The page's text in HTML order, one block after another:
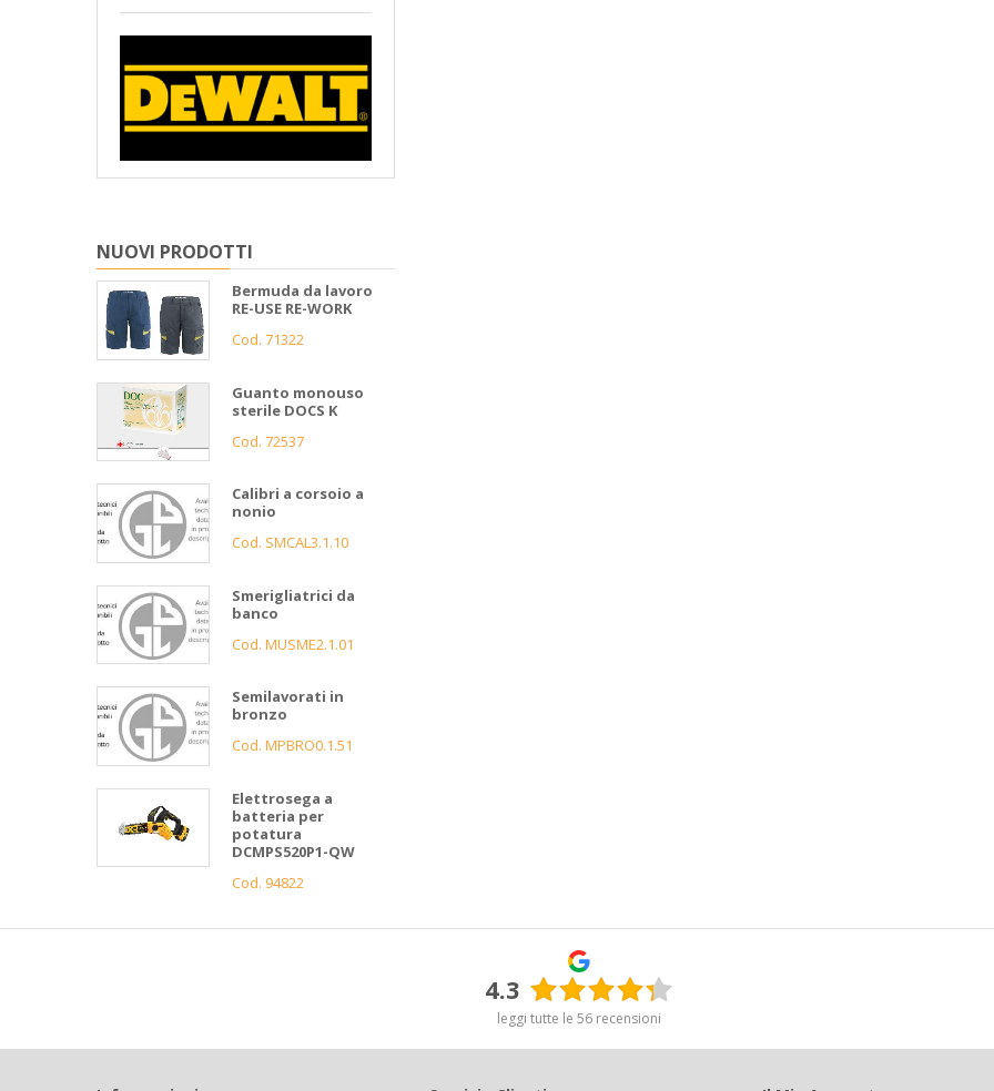
NUOVI PRODOTTI
Bermuda da lavoro
RE-USE RE-WORK
Cod. 71322
Guanto monouso
sterile DOCS K
Cod. 72537
Calibri a corsoio a
nonio
Cod. SMCAL3.1.10
Smerigliatrici da
banco
Cod. MUSME2.1.01
Semilavorati in
bronzo
Cod. MPBRO0.1.51
Elettrosega a
batteria per
potatura
DCMPS520P1-QW
Cod. 94822
4.3
leggi tutte le 56 recensioni